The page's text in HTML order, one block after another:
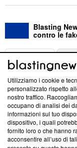
Blasting
contro le
ABOUT
Questa sezione
News, sui nostri
creare news di
‘Trust Project -
ancora membro
parte; Trust Project
Utilizziamo i cookie e
personalizzato rispetto
nostro traffico.
occupano di analisi dei
informazioni sul tuo
dispositivo, i quali
fornito loro o che hanno
acconsentire all’uso di